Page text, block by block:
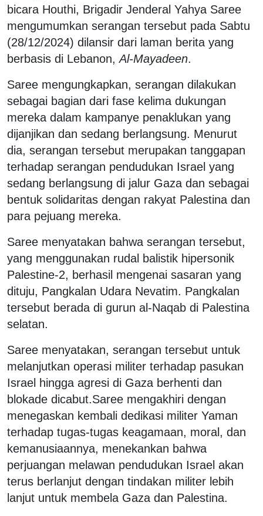
bicara Houthi, Brigadir Jenderal Yahya Saree
mengumumkan serangan tersebut pada Sabtu
(28/12/2024) dilansir dari laman berita yang
berbasis di Lebanon,Al-Mayadeen.
Saree mengungkapkan, serangan dilakukan
sebagai bagian dari fase kelima dukungan
mereka dalam kampanye penaklukan yang
dijanjikan dan sedang berlangsung. Menurut
dia, serangan tersebut merupakan tanggapan
terhadap serangan pendudukan Israel yang
sedang berlangsung di jalur Gaza dan sebagai
bentuk solidaritas dengan rakyat Palestina dan
para pejuang mereka.
Saree menyatakan bahwa serangan tersebut,
yang menggunakan rudal balistik hipersonik
Palestine-2, berhasil mengenai sasaran yang
dituju, Pangkalan Udara Nevatim. Pangkalan
tersebut berada di gurun al-Naqab di Palestina
selatan.
Saree menyatakan, serangan tersebut untuk
melanjutkan operasi militer terhadap pasukan
Israel hingga agresi di Gaza berhenti dan
blokade dicabut.Saree mengakhiri dengan
menegaskan kembali dedikasi militer Yaman
terhadap tugas-tugas keagamaan, moral, dan
kemanusiaannya, menekankan bahwa
perjuangan melawan pendudukan Israel akan
terus berlanjut dengan tindakan militer lebih
lanjut untuk membela Gaza dan Palestina.